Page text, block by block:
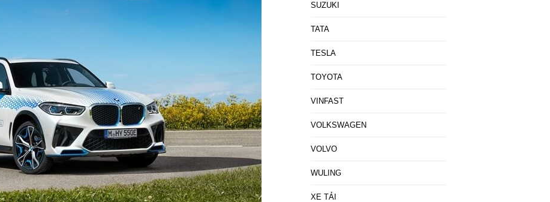
SUZUKI
TATA
TESLA
TOYOTA
VINFAST
VOLKSWAGEN
VOLVO
WULING
XE TẢI